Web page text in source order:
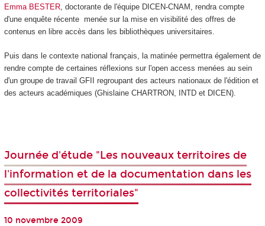
Emma BESTER, doctorante de l'équipe DICEN-CNAM, rendra compte
d'une enquête récente menée sur la mise en visibilité des offres de
contenus en libre accès dans les bibliothèques universitaires.
Puis dans le contexte national français, la matinée permettra également de
rendre compte de certaines réflexions sur l'open access menées au sein
d'un groupe de travail GFII regroupant des acteurs nationaux de l'édition et
des acteurs académiques (Ghislaine CHARTRON, INTD et DICEN).
Journée d'étude "Les nouveaux territoires de
l'information et de la documentation dans les
collectivités territoriales"
10 novembre 2009